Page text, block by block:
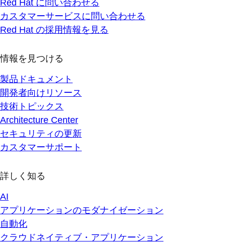
Red Hat に問い合わせる
カスタマーサービスに問い合わせる
Red Hat の採用情報を見る
情報を見つける
製品ドキュメント
開発者向けリソース
技術トピックス
Architecture Center
セキュリティの更新
カスタマーサポート
詳しく知る
AI
アプリケーションのモダナイゼーション
自動化
クラウドネイティブ・アプリケーション